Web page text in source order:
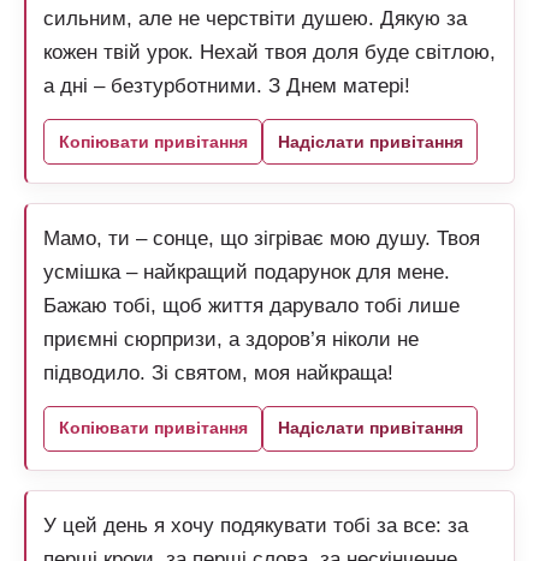
сильним, але не черствіти душею. Дякую за
кожен твій урок. Нехай твоя доля буде світлою,
а дні – безтурботними. З Днем матері!
Копіювати привітання Надіслати привітання
Мамо, ти – сонце, що зігріває мою душу. Твоя
усмішка – найкращий подарунок для мене.
Бажаю тобі, щоб життя дарувало тобі лише
приємні сюрпризи, а здоров’я ніколи не
підводило. Зі святом, моя найкраща!
Копіювати привітання Надіслати привітання
У цей день я хочу подякувати тобі за все: за